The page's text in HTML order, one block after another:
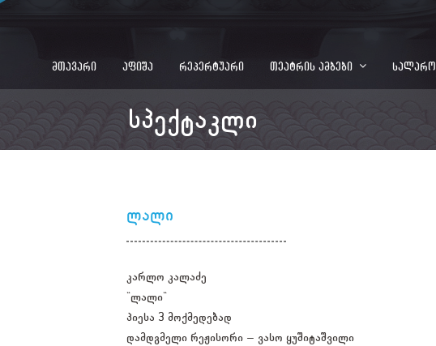
მთავარი აფიშა რეპერტუარი თეატრის ამბები სალარო
სპექტაკლი
ლალი
კარლო კალაძე
"ლალი"
პიესა 3 მოქმედებად
დამდგმელი რეჟისორი – ვასო ყუშიტაშვილი